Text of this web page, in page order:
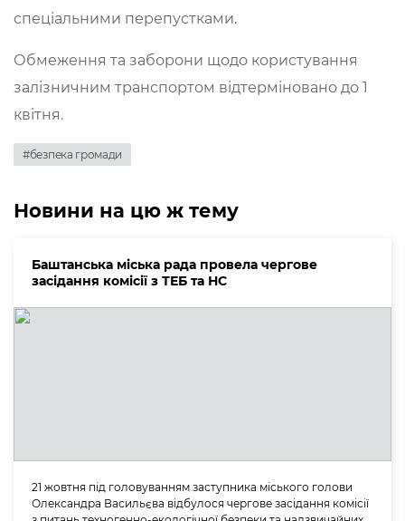
спеціальними перепустками.
Обмеження та заборони щодо користування
залізничним транспортом відтерміновано до 1
квітня.
#безпека громади
Новини на цю ж тему
Баштанська міська рада провела чергове
засідання комісії з ТЕБ та НС
21 жовтня під головуванням заступника міського голови
Олександра Васильєва відбулося чергове засідання комісії